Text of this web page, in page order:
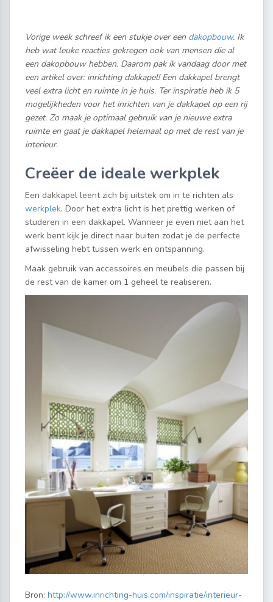
Vorige week schreef ik een stukje over een dakopbouw. Ik
heb wat leuke reacties gekregen ook van mensen die al
een dakopbouw hebben. Daarom pak ik vandaag door met
een artikel over: inrichting dakkapel! Een dakkapel brengt
veel extra licht en ruimte in je huis. Ter inspiratie heb ik 5
mogelijkheden voor het inrichten van je dakkapel op een rij
gezet. Zo maak je optimaal gebruik van je nieuwe extra
ruimte en gaat je dakkapel helemaal op met de rest van je
interieur.
Creëer de ideale werkplek
Een dakkapel leent zich bij uitstek om in te richten als
werkplek. Door het extra licht is het prettig werken of
studeren in een dakkapel. Wanneer je even niet aan het
werk bent kijk je direct naar buiten zodat je de perfecte
afwisseling hebt tussen werk en ontspanning.
Maak gebruik van accessoires en meubels die passen bij
de rest van de kamer om 1 geheel te realiseren.
Bron: http://www.inrichting-huis.com/inspiratie/interieur-